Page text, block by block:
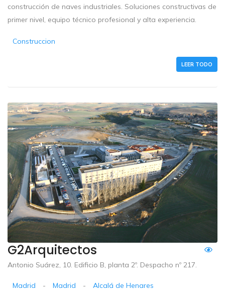
construcción de naves industriales. Soluciones constructivas de
primer nivel, equipo técnico profesional y alta experiencia.
Construccion
LEER TODO
G2Arquitectos
Antonio Suárez, 10. Edificio B, planta 2º. Despacho nº 217.
Madrid - Madrid - Alcalá de Henares